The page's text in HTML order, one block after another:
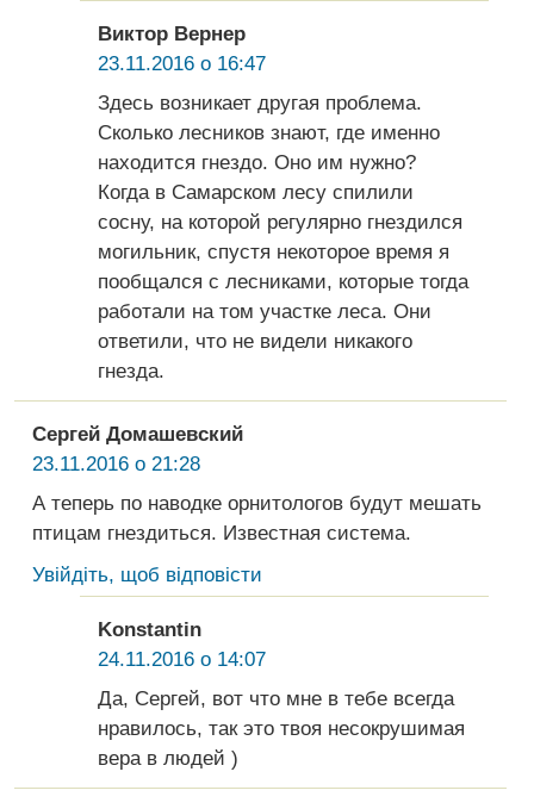
Виктор Вернер
23.11.2016 о 16:47
Здесь возникает другая проблема.
Сколько лесников знают, где именно
находится гнездо. Оно им нужно?
Когда в Самарском лесу спилили
сосну, на которой регулярно гнездился
могильник, спустя некоторое время я
пообщался с лесниками, которые тогда
работали на том участке леса. Они
ответили, что не видели никакого
гнезда.
Сергей Домашевский
23.11.2016 о 21:28
А теперь по наводке орнитологов будут мешать
птицам гнездиться. Известная система.
Увійдіть, щоб відповісти
Konstantin
24.11.2016 о 14:07
Да, Сергей, вот что мне в тебе всегда
нравилось, так это твоя несокрушимая
вера в людей )